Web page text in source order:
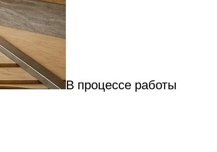
В процессе работы